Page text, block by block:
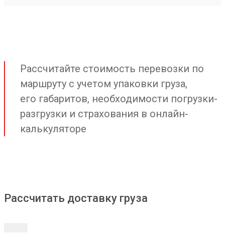
Рассчитайте стоимость перевозки по
маршруту с учетом упаковки груза,
его габаритов, необходимости погрузки-
разгрузки и страхования в онлайн-
калькуляторе
Рассчитать доставку груза